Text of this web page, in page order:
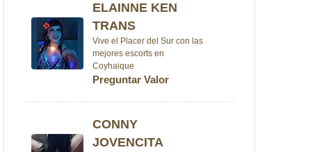
ELAINNE KEN
TRANS
Vive el Placer del Sur con las
mejores escorts en
Coyhaique
Preguntar Valor
CONNY
JOVENCITA